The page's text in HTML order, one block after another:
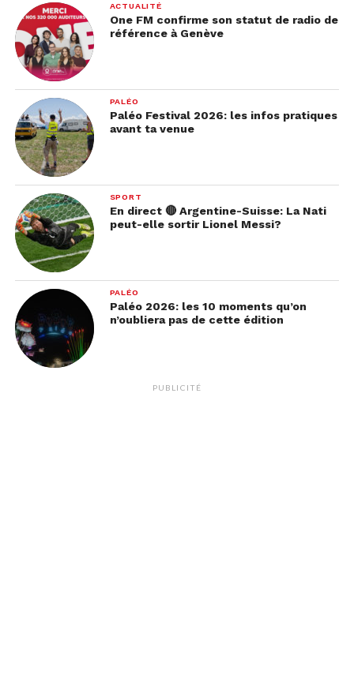
ACTUALITÉ
One FM confirme son statut de radio de
référence à Genève
PALÉO
Paléo Festival 2026: les infos pratiques
avant ta venue
SPORT
En direct 🔴 Argentine-Suisse: La Nati
peut-elle sortir Lionel Messi?
PALÉO
Paléo 2026: les 10 moments qu’on
n’oubliera pas de cette édition
PUBLICITÉ